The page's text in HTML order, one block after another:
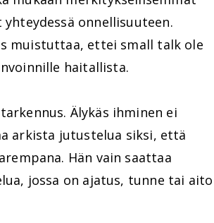
onnellisuuteen.
muistuttaa, ettei small talk ole
haitallista.
Älykäs ihminen ei
arkista jutustelua siksi, että
Hän vain saattaa
jossa on ajatus, tunne tai aito